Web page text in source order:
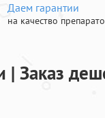
Даем гарантии
на качество
| Заказ